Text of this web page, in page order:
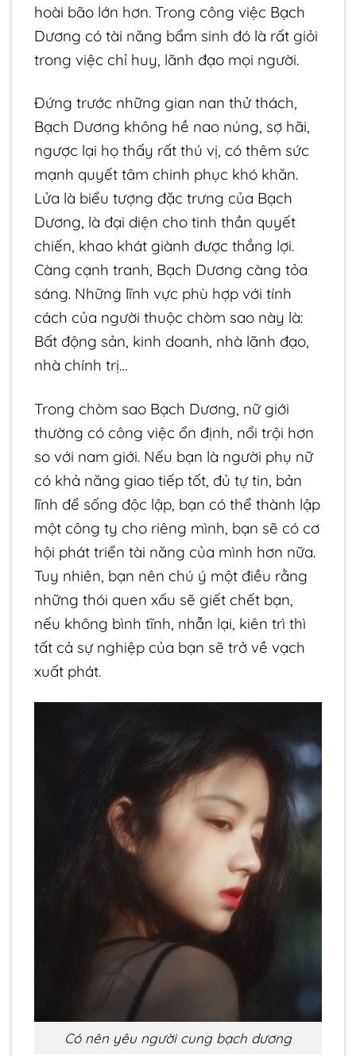
hoài bão lớn hơn. Trong công việc Bạch
Dương có tài năng bẩm sinh đó là rất giỏi
trong việc chỉ huy, lãnh đạo mọi người.
Đứng trước những gian nan thử thách,
Bạch Dương không hề nao núng, sợ hãi,
ngược lại họ thấy rất thú vị, có thêm sức
mạnh quyết tâm chinh phục khó khăn.
Lửa là biểu tượng đặc trưng của Bạch
Dương, là đại diện cho tinh thần quyết
chiến, khao khát giành được thắng lợi.
Càng cạnh tranh, Bạch Dương càng tỏa
sáng. Những lĩnh vực phù hợp với tính
cách của người thuộc chòm sao này là:
Bất động sản, kinh doanh, nhà lãnh đạo,
nhà chính trị…
Trong chòm sao Bạch Dương, nữ giới
thường có công việc ổn định, nổi trội hơn
so với nam giới. Nếu bạn là người phụ nữ
có khả năng giao tiếp tốt, đủ tự tin, bản
lĩnh để sống độc lập, bạn có thể thành lập
một công ty cho riêng mình, bạn sẽ có cơ
hội phát triển tài năng của mình hơn nữa.
Tuy nhiên, bạn nên chú ý một điều rằng
những thói quen xấu sẽ giết chết bạn,
nếu không bình tĩnh, nhẫn lại, kiên trì thì
tất cả sự nghiệp của bạn sẽ trở về vạch
xuất phát.
Có nên yêu người cung bạch dương